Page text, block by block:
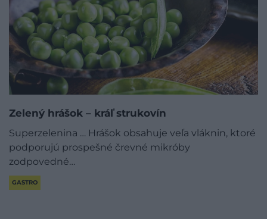
Zelený hrášok – kráľ strukovín
Superzelenina … Hrášok obsahuje veľa vláknin, ktoré
podporujú prospešné črevné mikróby
zodpovedné…
GASTRO